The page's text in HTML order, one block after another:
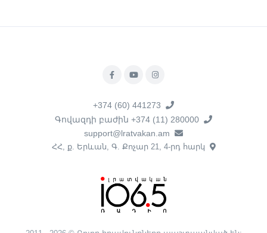
+374 (60) 441273
Գովազդի բաժին +374 (11) 280000
support@lratvakan.am
ՀՀ, ք. Երևան, Գ. Քոչար 21, 4-րդ հարկ